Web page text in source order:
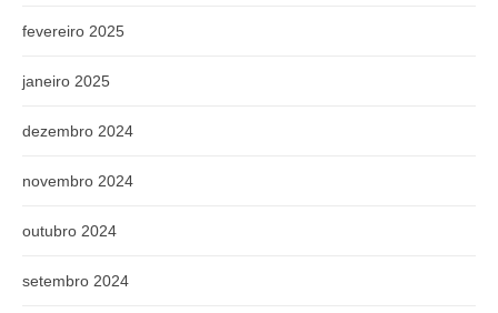
fevereiro 2025
janeiro 2025
dezembro 2024
novembro 2024
outubro 2024
setembro 2024